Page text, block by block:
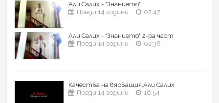
Али Салих - "Знанието"
Преди 14 години
07:47
Али Салих - "Знанието" 2-ра част
Преди 14 години
02:38
Качества на вярващия,Али Салих
Преди 14 години
16:54